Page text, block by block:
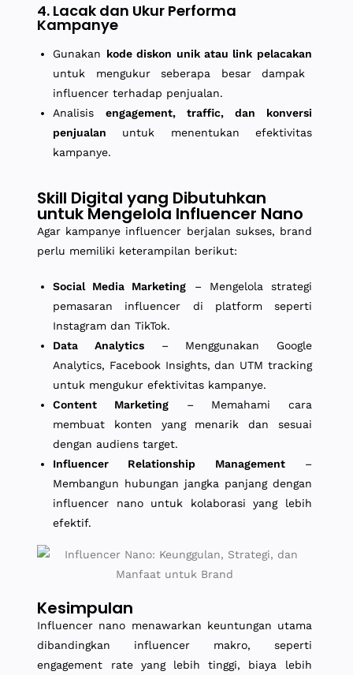
4. Lacak dan Ukur Performa
Kampanye
Gunakan kode diskon unik atau link pelacakan
untuk mengukur seberapa besar dampak
influencer terhadap penjualan.
Analisisengagement, traffic, dan konversi
penjualan untuk menentukan efektivitas
kampanye.
Skill Digital yang Dibutuhkan
untuk Mengelola Influencer Nano
Agar kampanye influencer berjalan sukses, brand
perlu memiliki keterampilan berikut:
Social Media Marketing – Mengelola strategi
pemasaran influencer di platform seperti
Instagram dan TikTok.
Data Analytics– Menggunakan Google
Analytics, Facebook Insights, dan UTM tracking
untuk mengukur efektivitas kampanye.
Content Marketing– Memahami cara
membuat konten yang menarik dan sesuai
dengan audiens target.
Influencer Relationship Management–
Membangun hubungan jangka panjang dengan
influencer nano untuk kolaborasi yang lebih
efektif.
Kesimpulan
Influencer nano menawarkan keuntungan utama
dibandingkan influencer makro, seperti
engagement rate yang lebih tinggi, biaya lebih